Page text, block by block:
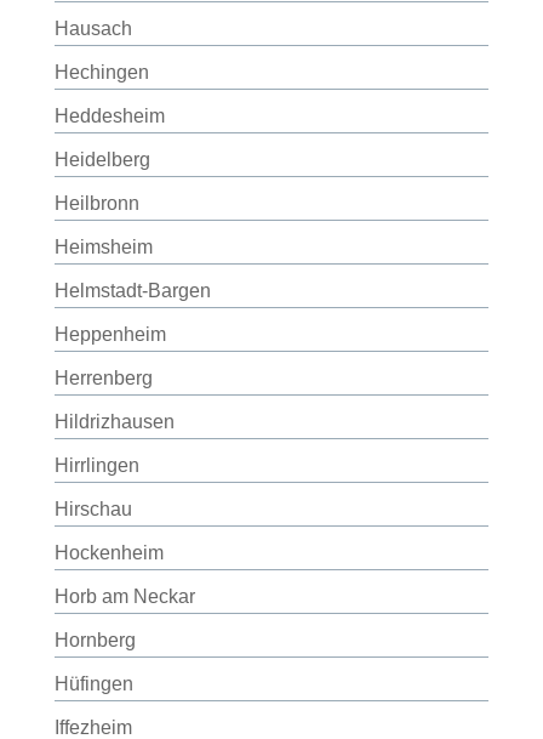
Hausach
Hechingen
Heddesheim
Heidelberg
Heilbronn
Heimsheim
Helmstadt-Bargen
Heppenheim
Herrenberg
Hildrizhausen
Hirrlingen
Hirschau
Hockenheim
Horb am Neckar
Hornberg
Hüfingen
Iffezheim